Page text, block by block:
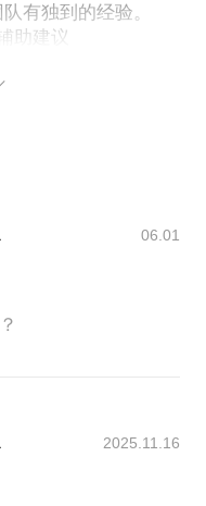
有独到的经验。
助建议
06.01
2025.11.16